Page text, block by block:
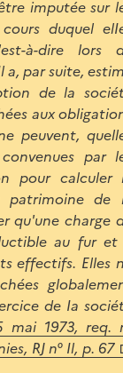
imputée sur
duquel
à-dire lors
par suite,
de la
aux
peuvent,
par
pour calculer
patrimoine de
qu'une charge
au fur et
effectifs. Elles
de Ia
1973, req.
RJ n° Il, p. 67